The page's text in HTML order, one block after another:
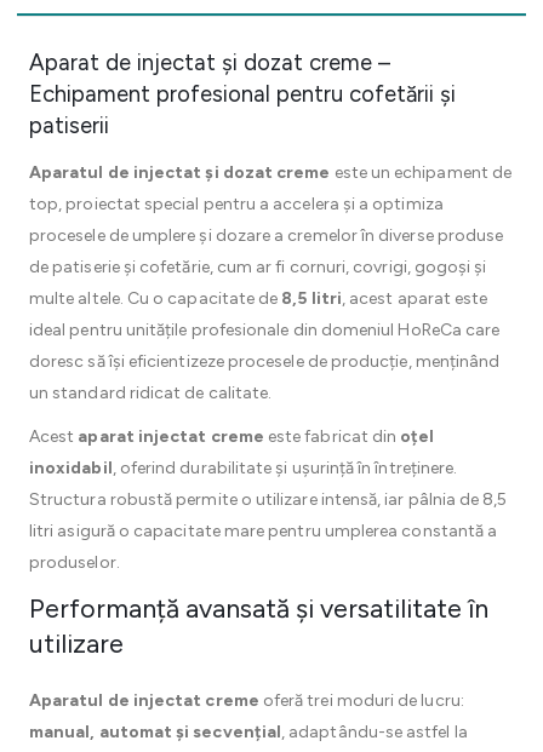
Aparat de injectat și dozat creme –
Echipament profesional pentru cofetării și
patiserii
Aparatul de injectat și dozat creme este un echipament de
top, proiectat special pentru a accelera și a optimiza
procesele de umplere și dozare a cremelor în diverse produse
de patiserie și cofetărie, cum ar fi cornuri, covrigi, gogoși și
multe altele. Cu o capacitate de 8,5 litri, acest aparat este
ideal pentru unitățile profesionale din domeniul HoReCa care
doresc să își eficientizeze procesele de producție, menținând
un standard ridicat de calitate.
Acest aparat injectat creme este fabricat din oțel
inoxidabil, oferind durabilitate și ușurință în întreținere.
Structura robustă permite o utilizare intensă, iar pâlnia de 8,5
litri asigură o capacitate mare pentru umplerea constantă a
produselor.
Performanță avansată și versatilitate în
utilizare
Aparatul de injectat creme oferă trei moduri de lucru:
manual, automat și secvențial, adaptându-se astfel la